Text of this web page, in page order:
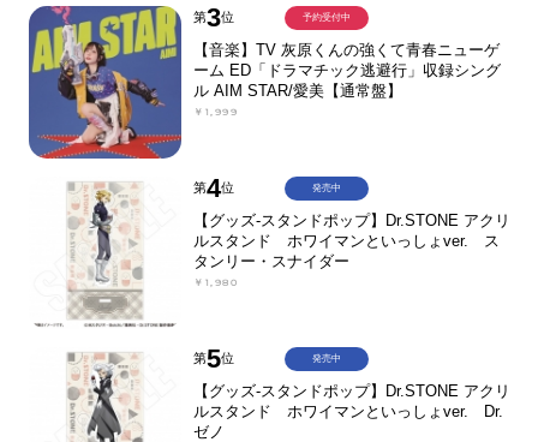
第3位
【音楽】TV 灰原くんの強くて青春ニューゲ
ーム ED「ドラマチック逃避行」収録シング
ル AIM STAR/愛美【通常盤】
￥1,999
予約受付中
第4位
【グッズ-スタンドポップ】Dr.STONE アクリ
ルスタンド ホワイマンといっしょver. ス
タンリー・スナイダー
￥1,980
発売中
第5位
【グッズ-スタンドポップ】Dr.STONE アクリ
ルスタンド ホワイマンといっしょver. Dr.
ゼノ
発売中